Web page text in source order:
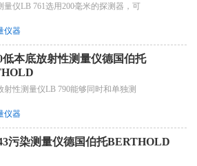
量仪LB 761选用200毫米的探测器，可
仪器
低本底放射性测量仪德国伯托
射性测量仪LB 790能够同时和单独测
仪器
污染测量仪德国伯托BERTHOLD